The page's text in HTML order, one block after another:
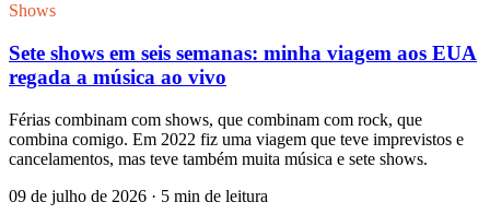
Shows
Sete shows em seis semanas: minha viagem aos EUA
regada a música ao vivo
Férias combinam com shows, que combinam com rock, que
combina comigo. Em 2022 fiz uma viagem que teve imprevistos e
cancelamentos, mas teve também muita música e sete shows.
09 de julho de 2026 · 5 min de leitura